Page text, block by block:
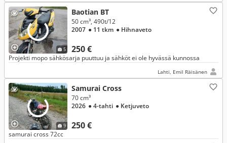
5
Baotian BT
250 €
50 cm³, 490t/12
2007 ● 11 tkm ● Hihnaveto
Projekti mopo sähkösarja puuttuu ja sähköt ei ole hyvässä kunnossa
Lahti, Emil Räisänen
9
Samurai Cross
250 €
70 cm³
2026 ● 4-tahti ● Ketjuveto
samurai cross 72cc